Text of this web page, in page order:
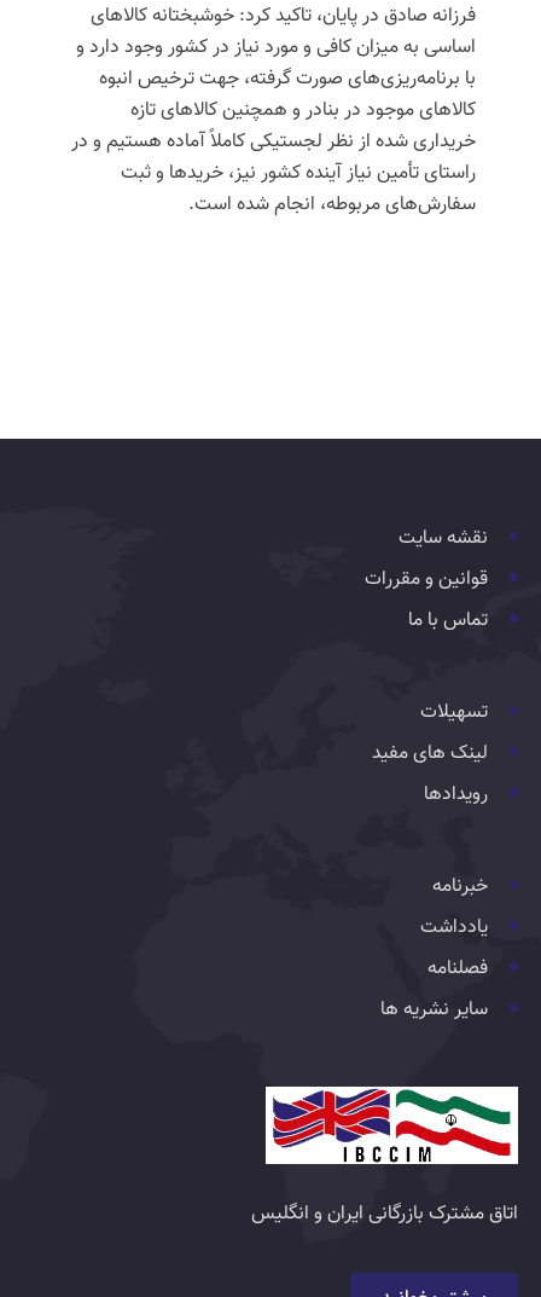
فرزانه صادق در پایان، تاکید کرد: خوشبختانه کالاهای
اساسی به میزان کافی و مورد نیاز در کشور وجود دارد و
با برنامه‌ریزی‌های صورت گرفته، جهت ترخیص انبوه
کالاهای موجود در بنادر و همچنین کالاهای تازه
خریداری شده از نظر لجستیکی کاملاً آماده هستیم و در
راستای تأمین نیاز آینده کشور نیز، خریدها و ثبت
سفارش‌های مربوطه، انجام شده است.
نقشه سایت
قوانین و مقررات
تماس با ما
تسهیلات
لینک های مفید
رویدادها
خبرنامه
یادداشت
فصلنامه
سایر نشریه ها
اتاق مشترک بازرگانی ایران و انگلیس